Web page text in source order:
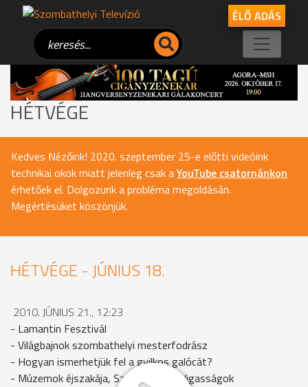
ÉLŐ ADÁS
HÉTVÉGE
Kedves Nézőink! 2020. szeptember 25-e előtti videóink
technikai okok miatt jelenleg csak aYouTube csatornánkon
érhetőek el. Dolgozunk a probléma megoldásán.
Megértésüket köszönjük.
HÉTVÉGE - JÚNIUS 18.
2010. JÚNIUS 21., 12:23
- Lamantin Fesztivál
- Világbajnok szombathelyi mesterfodrász
- Hogyan ismerhetjük fel a gyilkos galócát?
- Múzemok éjszakája, Szent Iván-éji Vigasságok